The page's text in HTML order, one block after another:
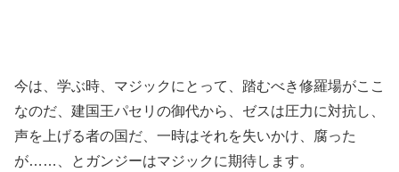
今は、学ぶ時、マジックにとって、踏むべき修羅場がここ
なのだ、建国王パセリの御代から、ゼスは圧力に対抗し、
声を上げる者の国だ、一時はそれを失いかけ、腐った
が……、とガンジーはマジックに期待します。